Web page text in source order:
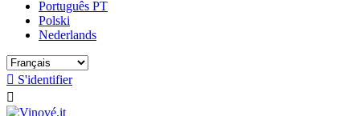
Português PT
Polski
Nederlands
 S'identifier
